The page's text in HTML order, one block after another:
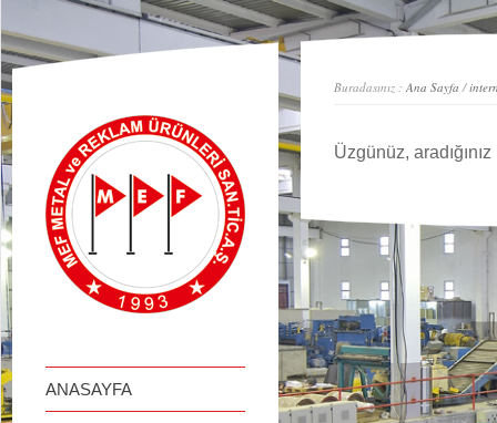
займ онлайн
ANASAYFA
Buradasınız :Ana Sayfa /
Üzgünüz,